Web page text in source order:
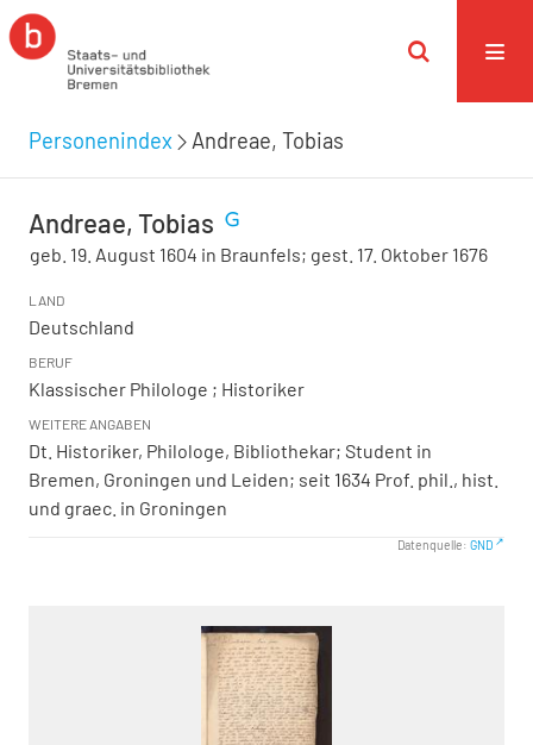
Personenindex Andreae, Tobias
Andreae, Tobias
geb. 19. August 1604 in Braunfels; gest. 17. Oktober 1676
LAND
Deutschland
BERUF
Klassischer Philologe ; Historiker
WEITERE ANGABEN
Dt. Historiker, Philologe, Bibliothekar; Student in
Bremen, Groningen und Leiden; seit 1634 Prof. phil., hist.
und graec. in Groningen
Datenquelle: GND